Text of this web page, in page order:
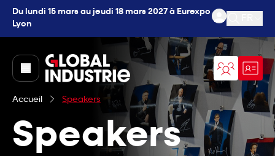
Du lundi 15 mars au jeudi 18 mars 2027 à Eurexpo
Lyon
Ouvrir
page.home
Accueil Speakers
Speakers